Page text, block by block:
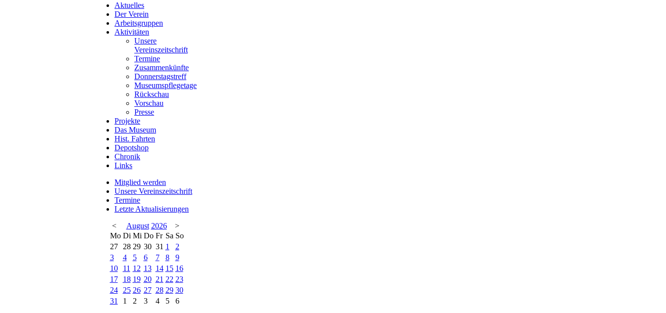
Aktuelles
Der Verein
Arbeitsgruppen
Aktivitäten
Unsere
Vereinszeitschrift
Termine
Zusammenkünfte
Donnerstagstreff
Museumspflegetage
Rückschau
Vorschau
Presse
Projekte
Das Museum
Hist. Fahrten
Depotshop
Chronik
Links
Mitglied werden
Unsere Vereinszeitschrift
Termine
Letzte Aktualisierungen
<
August 2026
>
Mo Di Mi Do Fr Sa So
27
28 29 30 31 1
2
3
4 5 6 7 8
9
10
11 12 13 14 15 16
17
18 19 20 21 22 23
24
25 26 27 28 29 30
31
1 2 3 4 5 6